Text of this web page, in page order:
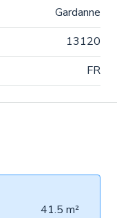
Gardanne
13120
FR
41.5 m²